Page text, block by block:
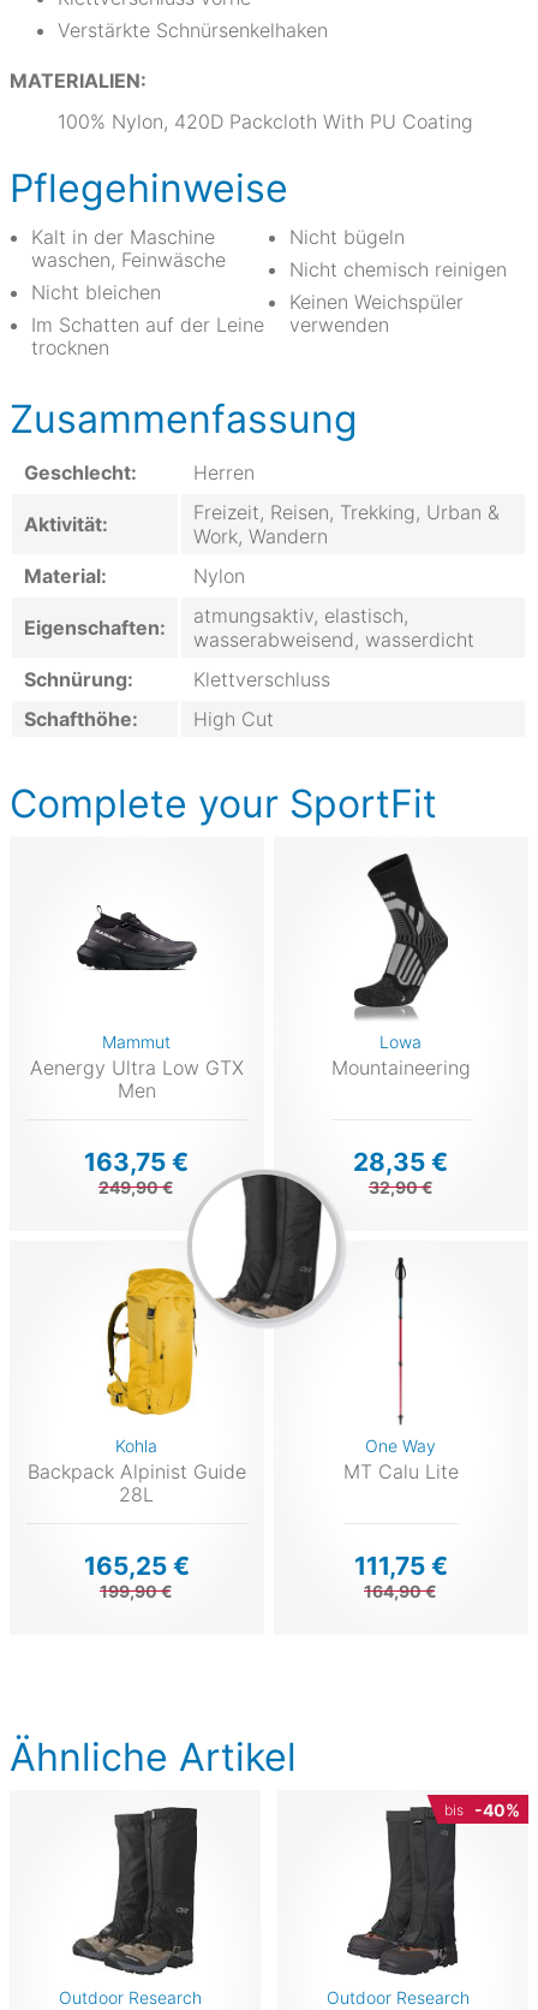
Verstärkte Schnürsenkelhaken
MATERIALIEN:
100% Nylon, 420D Packcloth With PU Coating
Pflegehinweise
Kalt in der Maschine
waschen, Feinwäsche
Nicht bleichen
Im Schatten auf der Leine
trocknen
Nicht bügeln
Nicht chemisch reinigen
Keinen Weichspüler
verwenden
Zusammenfassung
Geschlecht: Herren
Aktivität:
Freizeit, Reisen, Trekking, Urban &
Work, Wandern
Material:
Nylon
Eigenschaften:
atmungsaktiv, elastisch,
wasserabweisend, wasserdicht
Schnürung:
Klettverschluss
Schafthöhe:
High Cut
Complete your SportFit
Mammut
Aenergy Ultra Low GTX
Men
163,75 €
249,90 €
Lowa
Mountaineering
28,35 €
32,90 €
Kohla
Backpack Alpinist Guide
28L
165,25 €
199,90 €
One Way
MT Calu Lite
111,75 €
164,90 €
Ähnliche Artikel
Outdoor Research
bis -40%
Outdoor Research